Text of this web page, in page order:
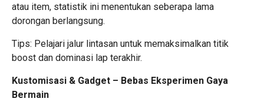
atau item, statistik ini menentukan seberapa lama
dorongan berlangsung.
Tips: Pelajari jalur lintasan untuk memaksimalkan titik
boost dan dominasi lap terakhir.
Kustomisasi & Gadget – Bebas Eksperimen Gaya
Bermain